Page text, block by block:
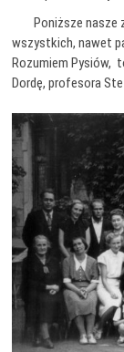
Poniższe nasze
wszystkich, nawet
Rozumiem Pysiów,
Dordę, profesora